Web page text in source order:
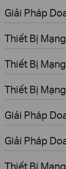
Giải Pháp
Thiết Bị
Thiết Bị
Thiết Bị
Giải Pháp
Giải Pháp
Thiết Bị